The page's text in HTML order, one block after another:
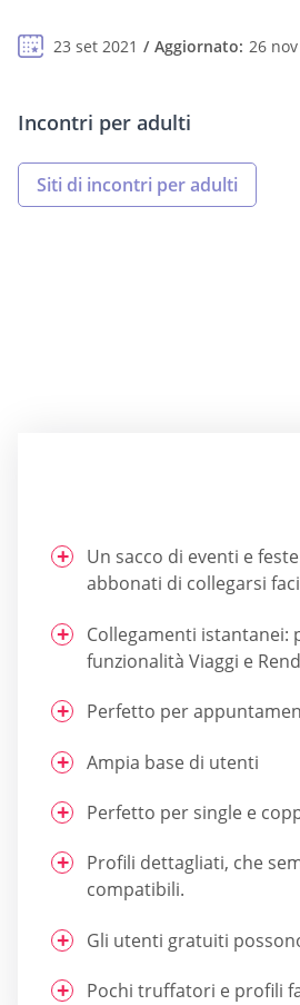
23 set 2021 Aggiornato: 26
Incontri per adulti
Siti di incontri per adulti
Un sacco di eventi e
abbonati di collegarsi
Collegamenti
funzionalità Viaggi e
Perfetto per
Ampia base di utenti
Perfetto per single e
Profili dettagliati, che
compatibili.
Gli utenti gratuiti
Pochi truffatori e profili